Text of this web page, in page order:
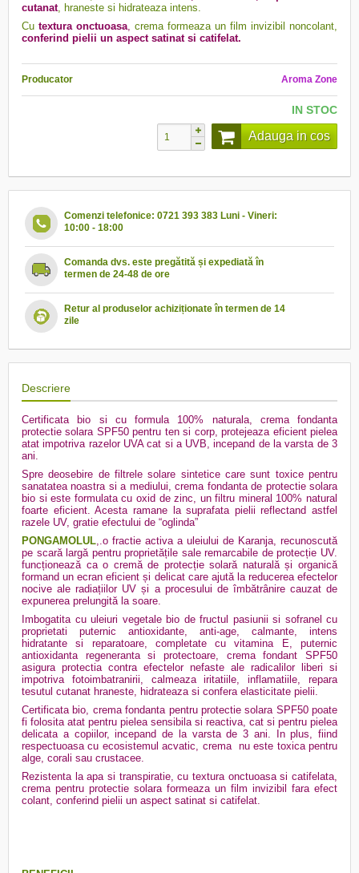
cutanat, hraneste si hidrateaza intens.
Cu textura onctuoasa, crema formeaza un film invizibil noncolant,
conferind pielii un aspect satinat si catifelat.
Producator Aroma Zone
IN STOC
Adauga in cos
Comenzi telefonice: 0721 393 383 Luni - Vineri:
10:00 - 18:00
Comanda dvs. este pregătită și expediată în
termen de 24-48 de ore
Retur al produselor achiziționate în termen de 14
zile
Descriere
Certificata bio si cu formula 100% naturala, crema fondanta
protectie solara SPF50 pentru ten si corp, protejeaza eficient pielea
atat impotriva razelor UVA cat si a UVB, incepand de la varsta de 3
ani.
Spre deosebire de filtrele solare sintetice care sunt toxice pentru
sanatatea noastra si a mediului, crema fondanta de protectie solara
bio si este formulata cu oxid de zinc, un filtru mineral 100% natural
foarte eficient. Acesta ramane la suprafata pielii reflectand astfel
razele UV, gratie efectului de “oglinda”
PONGAMOLUL,.o fractie activa a uleiului de Karanja, recunoscută
pe scară largă pentru proprietățile sale remarcabile de protecție UV.
funcționează ca o cremă de protecție solară naturală și organică
formand un ecran eficient și delicat care ajută la reducerea efectelor
nocive ale radiațiilor UV și a procesului de îmbătrânire cauzat de
expunerea prelungită la soare.
Imbogatita cu uleiuri vegetale bio de fructul pasiunii si sofranel cu
proprietati puternic antioxidante, anti-age, calmante, intens
hidratante si reparatoare, completate cu vitamina E, puternic
antioxidanta regeneranta si protectoare, crema fondant SPF50
asigura protectia contra efectelor nefaste ale radicalilor liberi si
impotriva fotoimbatranirii, calmeaza iritatiile, inflamatiile, repara
tesutul cutanat hraneste, hidrateaza si confera elasticitate pielii.
Certificata bio, crema fondanta pentru protectie solara SPF50 poate
fi folosita atat pentru pielea sensibila si reactiva, cat si pentru pielea
delicata a copiilor, incepand de la varsta de 3 ani. In plus, fiind
respectuoasa cu ecosistemul acvatic, crema nu este toxica pentru
alge, corali sau crustacee.
Rezistenta la apa si transpiratie, cu textura onctuoasa si catifelata,
crema pentru protectie solara formeaza un film invizibil fara efect
colant, conferind pielii un aspect satinat si catifelat.